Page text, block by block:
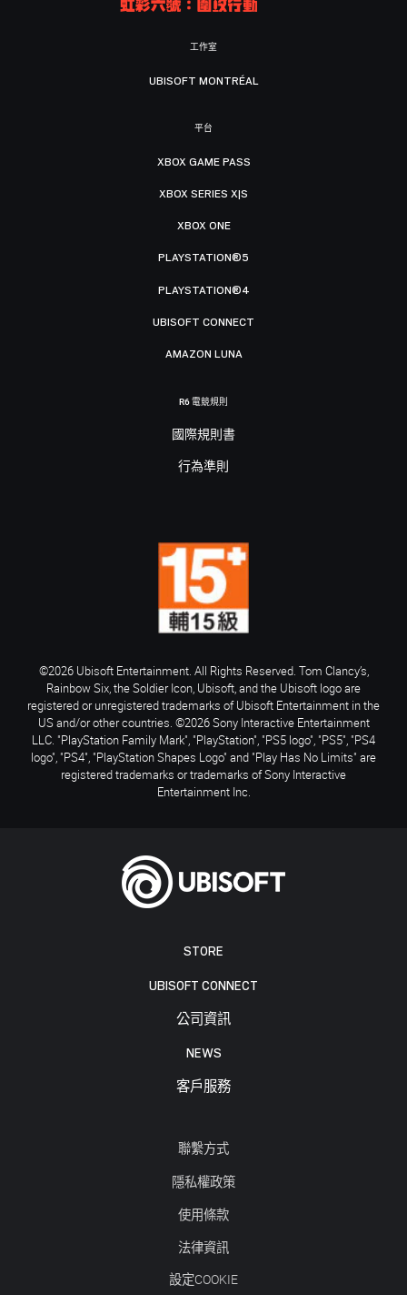
STORE
UBISOFT CONNECT
公司資訊
NEWS
客戶服務
聯繫方式
隱私權政策
使用條款
法律資訊
設定COOKIE
工作室
UBISOFT MONTRÉAL
平台
XBOX GAME PASS
XBOX SERIES X|S
XBOX ONE
PLAYSTATION®5
PLAYSTATION®4
UBISOFT CONNECT
AMAZON LUNA
R6 電競規則
國際規則書
行為準則
©2026 Ubisoft Entertainment. All Rights Reserved. Tom Clancy’s,
Rainbow Six, the Soldier Icon, Ubisoft, and the Ubisoft logo are
registered or unregistered trademarks of Ubisoft Entertainment in the
US and/or other countries. ©2026 Sony Interactive Entertainment
LLC. "PlayStation Family Mark", "PlayStation", "PS5 logo", "PS5", "PS4
logo", "PS4", "PlayStation Shapes Logo" and "Play Has No Limits" are
registered trademarks or trademarks of Sony Interactive
Entertainment Inc.